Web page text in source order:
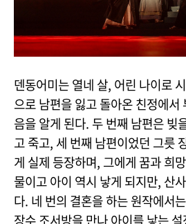
덴동어미는 열네 살, 어린 나이로
으로 남편을 잃고 돌아온 친정에서
음을 알게 된다. 두 번째 남편은 빚
고 죽고, 세 번째 남편이었던 그릇
게 실제 등장하며, 그에게 꿈과 희
물이고 아이 역시 낳게 되지만, 산
다. 네 번의 결혼을 하는 원작에서
장수 조서방을 만나 아이를 낳는